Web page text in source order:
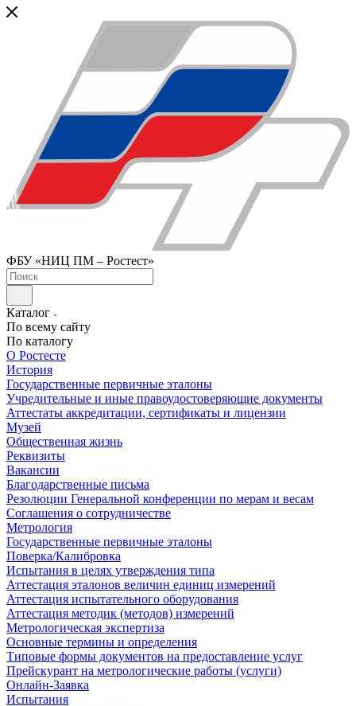
ФБУ «НИЦ ПМ – Ростест»
Каталог
По всему сайту
По каталогу
О Ростесте
История
Государственные первичные эталоны
Учредительные и иные правоудостоверяющие документы
Аттестаты аккредитации, сертификаты и лицензии
Музей
Общественная жизнь
Реквизиты
Вакансии
Благодарственные письма
Резолюции Генеральной конференции по мерам и весам
Соглашения о сотрудничестве
Метрология
Государственные первичные эталоны
Поверка/Калибровка
Испытания в целях утверждения типа
Аттестация эталонов величин единиц измерений
Аттестация испытательного оборудования
Аттестация методик (методов) измерений
Метрологическая экспертиза
Основные термины и определения
Типовые формы документов на предоставление услуг
Прейскурант на метрологические работы (услуги)
Онлайн-Заявка
Испытания